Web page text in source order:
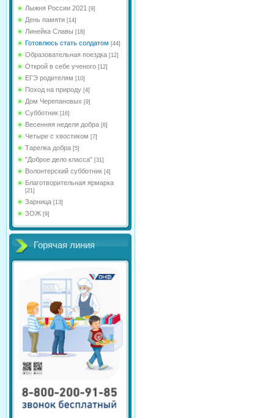
Лыжня России 2021 [9]
День памяти [14]
Линейка Славы [18]
Готовлюсь стать солдатом [44]
Образовательная поездка [12]
Открой в себе ученого [12]
ЕГЭ родителям [10]
Поход на природу [4]
Дом Черепановых [9]
Субботник [16]
Весенняя неделя добра [6]
Четыре с хвостиком [7]
Тарелка добра [5]
"Доброе дело класса" [31]
Волонтерский субботник [4]
Благотворительная ярмарка
[21]
Зарница [13]
ЗОЖ [9]
Горячая линия